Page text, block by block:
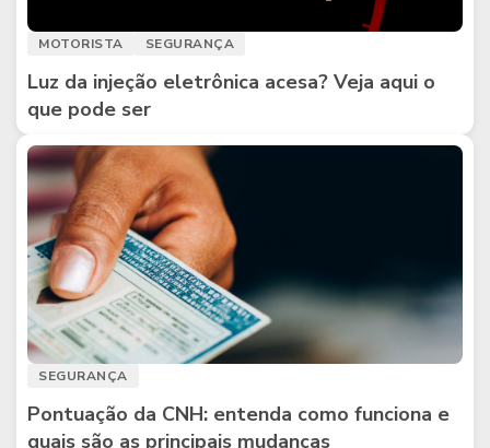
MOTORISTA SEGURANÇA
Luz da injeção eletrônica acesa? Veja aqui o
que pode ser
SEGURANÇA
Pontuação da CNH: entenda como funciona e
quais são as principais mudanças